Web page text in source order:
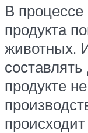
В процессе
продукта
животных.
продукте